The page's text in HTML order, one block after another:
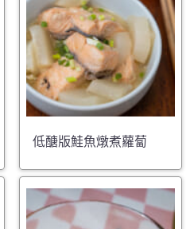
低醣版鮭魚燉煮蘿蔔